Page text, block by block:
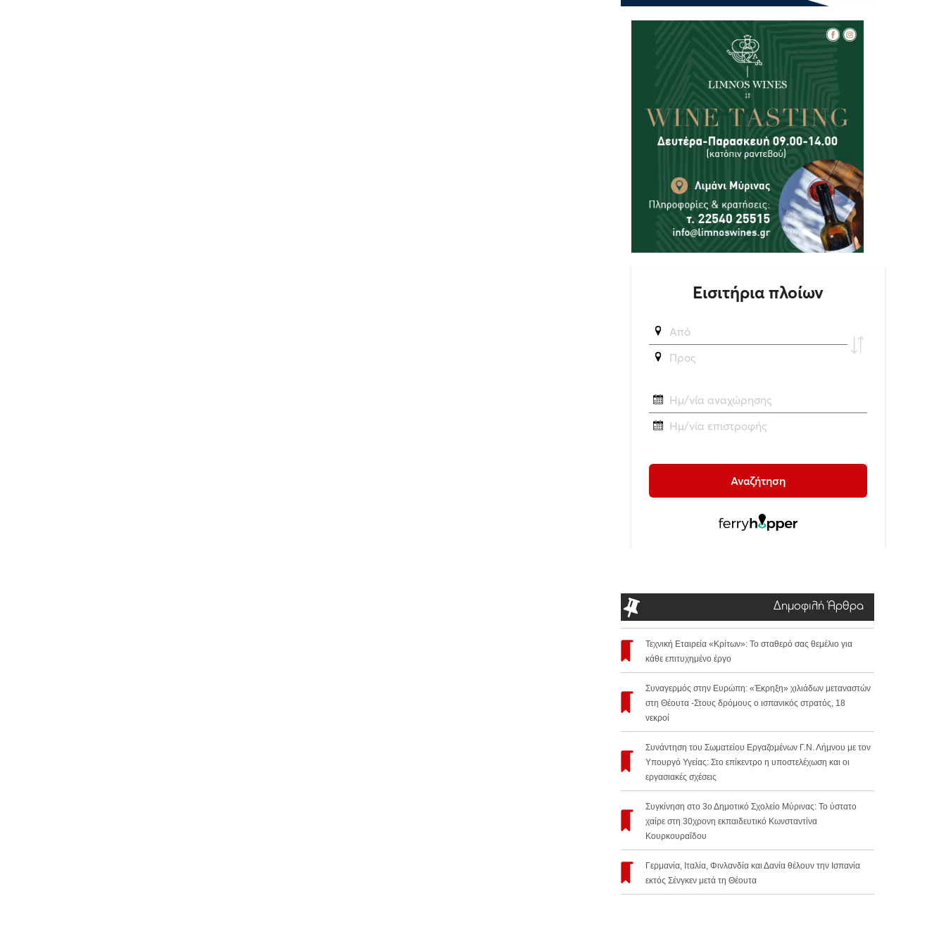
Δημοφιλή Άρθρα
Τεχνική Εταιρεία «Κρίτων»: Το σταθερό σας θεμέλιο για
κάθε επιτυχημένο έργο
Συναγερμός στην Ευρώπη: «Έκρηξη» χιλιάδων μεταναστών
στη Θέουτα -Στους δρόμους ο ισπανικός στρατός, 18
νεκροί
Συνάντηση του Σωματείου Εργαζομένων Γ.Ν. Λήμνου με τον
Υπουργό Υγείας: Στο επίκεντρο η υποστελέχωση και οι
εργασιακές σχέσεις
Συγκίνηση στο 3ο Δημοτικό Σχολείο Μύρινας: Το ύστατο
χαίρε στη 30χρονη εκπαιδευτικό Κωνσταντίνα
Κουρκουραΐδου
Γερμανία, Ιταλία, Φινλανδία και Δανία θέλουν την Ισπανία
εκτός Σένγκεν μετά τη Θέουτα